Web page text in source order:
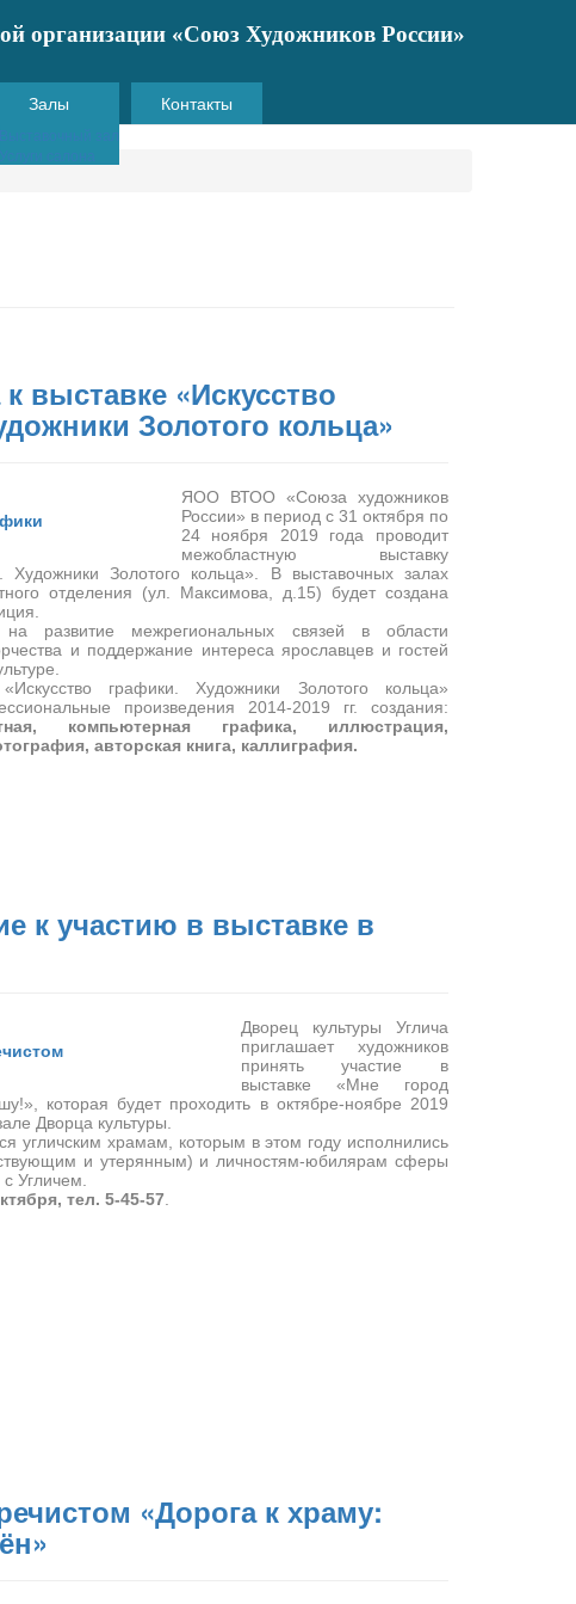
организации «Союз Художников России»
Залы Контакты
выставке «Искусство
Золотого кольца»
ЯОО ВТОО «Союза художников
России» в период с 31 октября по
24 ноября 2019 года проводит
межобластную выставку
Художники Золотого кольца». В выставочных залах
отделения (ул. Максимова, д.15) будет создана
развитие межрегиональных связей в области
и поддержание интереса ярославцев и гостей
графики. Художники Золотого кольца»
произведения 2014-2019 гг. создания:
компьютерная графика, иллюстрация,
авторская книга, каллиграфия.
к участию в выставке в
Дворец культуры Углича
приглашает художников
принять участие в
выставке «Мне город
которая будет проходить в октябре-ноябре 2019
Дворца культуры.
угличским храмам, которым в этом году исполнились
и утерянным) и личностям-юбилярам сферы
Угличем.
тел. 5-45-57
«Дорога к храму: